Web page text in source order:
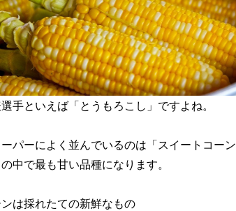
手といえば「とうもろこし」ですよね。
パーによく並んでいるのは「スイートコー
中で最も甘い品種になります。
は採れたての新鮮なもの